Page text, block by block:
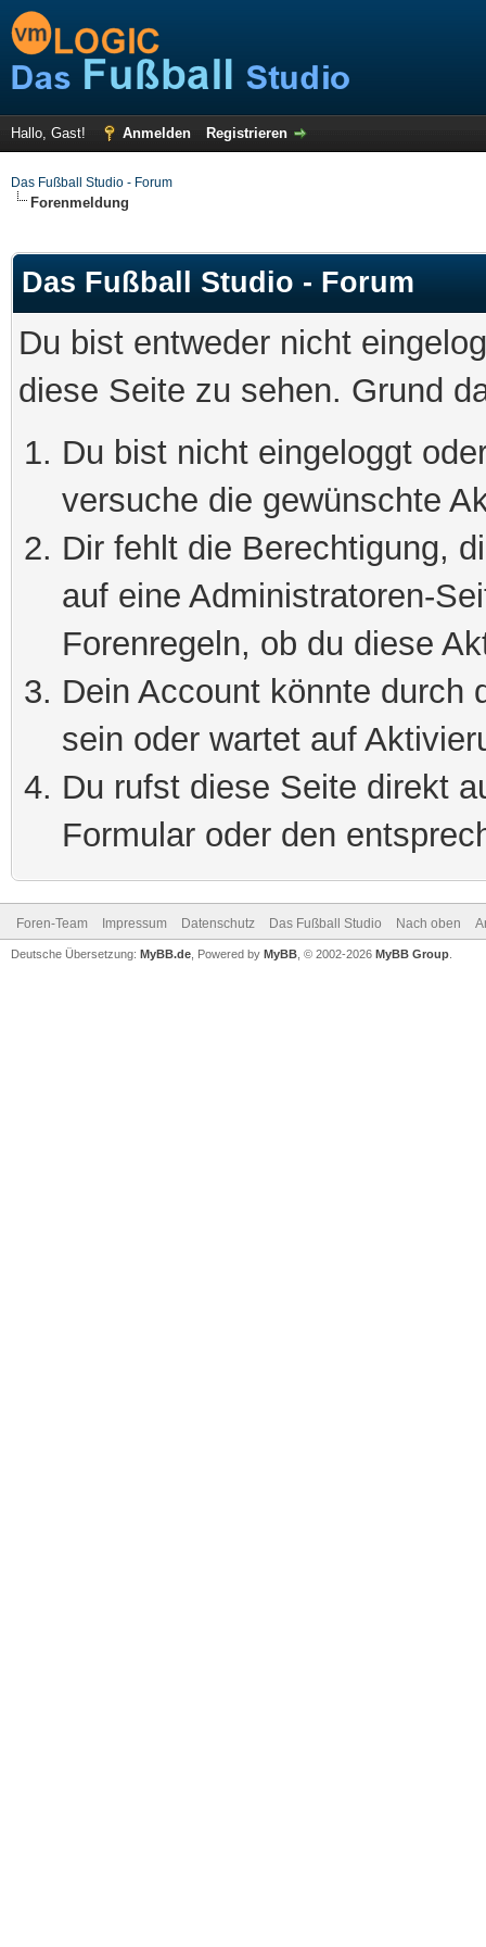
Hallo, Gast! Anmelden Registrieren
Das Fußball Studio - Forum
Forenmeldung
Das Fußball Studio - Forum
Du bist entweder nicht
diese Seite zu sehen. Grund
Du bist nicht eingeloggt
versuche die gewünschte
Dir fehlt die Berechtigung,
auf eine Administratoren-
Forenregeln, ob du diese
Dein Account könnte durch
sein oder wartet auf
Du rufst diese Seite direkt
Formular oder den
Foren-Team Impressum Datenschutz Das Fußball Studio Nach oben
Deutsche Übersetzung: MyBB.de , Powered by MyBB , © 2002-2026 MyBB Group